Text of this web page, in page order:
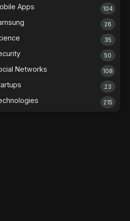
Apps 104
26
35
50
Networks 108
23
215